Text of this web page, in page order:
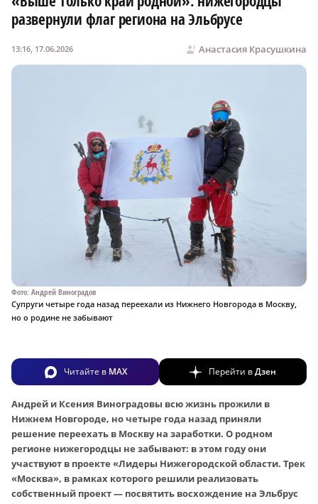
развернули флаг региона на Эльбрусе
Анастасия Красушкина
13:16, 17.06.2026
Фото: Андрей Виноградов
Супруги четыре года назад переехали из Нижнего Новгорода в Москву,
но о родине не забывают
Читайте в MAX Перейти вДзен
Андрей и Ксения Виноградовы всю жизнь прожили в
Нижнем Новгороде, но четыре года назад приняли
решение переехать в Москву на заработки. О родном
регионе нижегородцы не забывают: в этом году они
участвуют в проекте «Лидеры Нижегородской области. Трек
«Москва», в рамках которого решили реализовать
собственный проект — посвятить восхождение на Эльбрус